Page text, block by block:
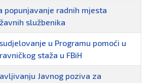
popunjavanje radnih mjesta
službenika
u Programu pomoći u
staža u FBiH
Javnog poziva za